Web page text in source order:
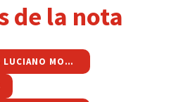
de la nota
ENTREVISTA A LUCIANO MOREIRA